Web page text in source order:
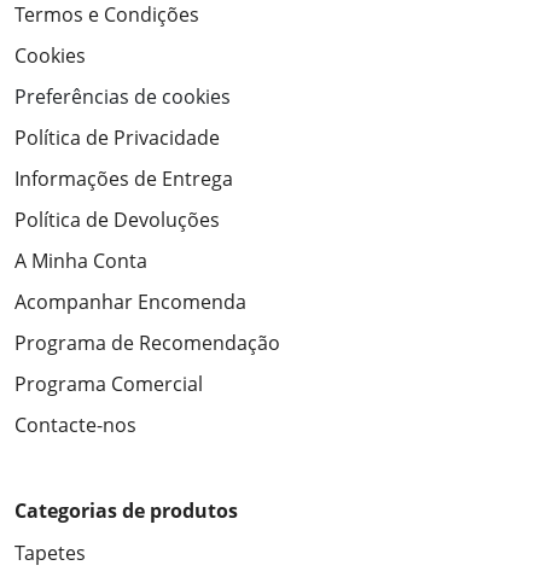
Termos e Condições
Cookies
Preferências de cookies
Política de Privacidade
Informações de Entrega
Política de Devoluções
A Minha Conta
Acompanhar Encomenda
Programa de Recomendação
Programa Comercial
Contacte-nos
Categorias de produtos
Tapetes